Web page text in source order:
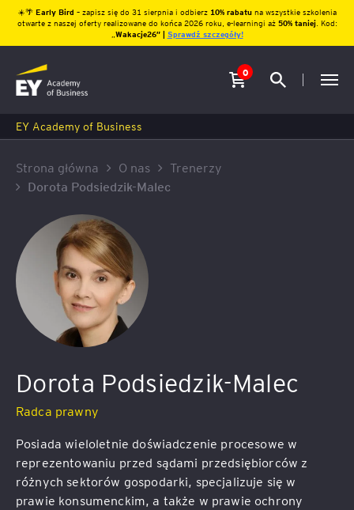
☀️🌴 Early Bird – zapisz się do 31 sierpnia i odbierz10% rabatu na wszystkie szkolenia
otwarte z naszej oferty realizowane do końca 2026 roku, e-learningi aż 50% taniej. Kod:
Wakacje26″ | Sprawdź szczegóły!
0
EY Academy of Business
Strona główna O nas
Trenerzy
Dorota Podsiedzik-Malec
Dorota Podsiedzik-Malec
Radca prawny
Posiada wieloletnie doświadczenie procesowe w
reprezentowaniu przed sądami przedsiębiorców z
różnych sektorów gospodarki, specjalizuje się w
prawie konsumenckim, a także w prawie ochrony